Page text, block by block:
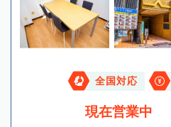
全国対応
現在営業中